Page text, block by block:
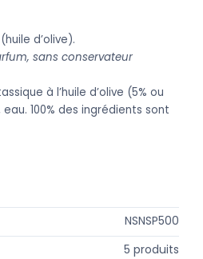
d’olive).
sans conservateur
à l’huile d’olive (5% ou
100% des ingrédients sont
NSNSP500
5 produits